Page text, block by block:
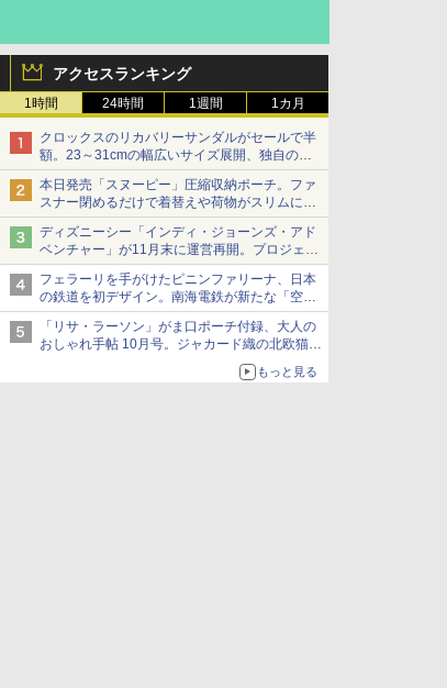
アクセスランキング
1時間 24時間 1週間 1カ月
クロックスのリカバリーサンダルがセールで半
額。23～31cmの幅広いサイズ展開、独自のク
ッション素材を採用
本日発売「スヌーピー」圧縮収納ポーチ。ファ
スナー閉めるだけで着替えや荷物がスリムにま
とまる
ディズニーシー「インディ・ジョーンズ・アド
ベンチャー」が11月末に運営再開。プロジェク
ションマッピングを追加、DPAは1500円
フェラーリを手がけたピニンファリーナ、日本
の鉄道を初デザイン。南海電鉄が新たな「空港
特急」をなにわ筋線へ導入
「リサ・ラーソン」がま口ポーチ付録、大人の
おしゃれ手帖 10月号。ジャカード織の北欧猫デ
もっと見る